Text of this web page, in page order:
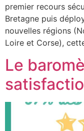
premier recours
Bretagne puis
nouvelles régions
Loire et Corse),
Le